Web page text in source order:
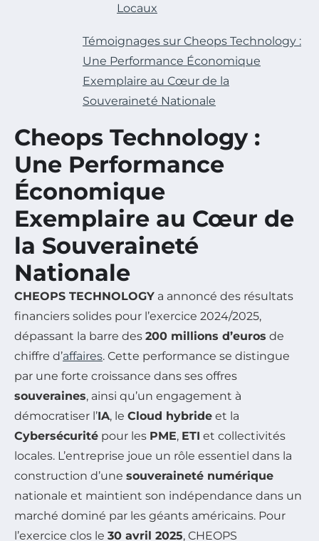
Locaux
Témoignages sur Cheops Technology :
Une Performance Économique
Exemplaire au Cœur de la
Souveraineté Nationale
Cheops Technology :
Une Performance
Économique
Exemplaire au Cœur de
la Souveraineté
Nationale
CHEOPS TECHNOLOGY a annoncé des résultats
financiers solides pour l’exercice 2024/2025,
dépassant la barre des 200 millions d’euros de
chiffre d’affaires. Cette performance se distingue
par une forte croissance dans ses offres
souveraines, ainsi qu’un engagement à
démocratiser l’IA, le Cloud hybride et la
Cybersécurité pour les PME, ETI et collectivités
locales. L’entreprise joue un rôle essentiel dans la
construction d’une souveraineté numérique
nationale et maintient son indépendance dans un
marché dominé par les géants américains. Pour
l’exercice clos le 30 avril 2025, CHEOPS